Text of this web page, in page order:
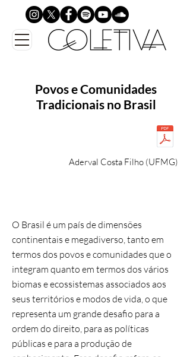
Povos e Comunidades
Tradicionais no Brasil
Aderval Costa Filho (UFMG)
O Brasil é um país de dimensões
continentais e megadiverso, tanto em
termos dos povos e comunidades que o
integram quanto em termos dos vários
biomas e ecossistemas associados aos
seus territórios e modos de vida, o que
representa um grande desafio para a
ordem do direito, para as políticas
públicas e para a produção de